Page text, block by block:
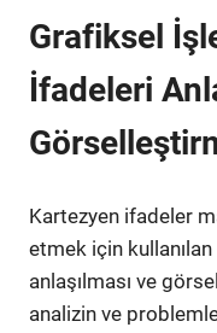
Grafiksel
İfadeleri
Kartezyen ifadeler
etmek için
anlaşılması ve
analizin ve